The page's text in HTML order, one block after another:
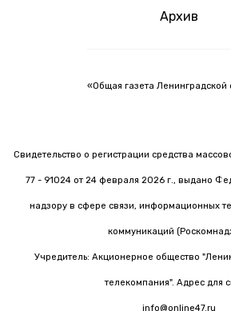
Архив
«Общая газета Ленинградской
Свидетельство о регистрации средства
77 - 91024 от 24 февраля 2026 г., выдано
надзору в сфере связи, информационных
коммуникаций
Учредитель: Акционерное общество
телекомпания". Адрес для
info@online47.ru